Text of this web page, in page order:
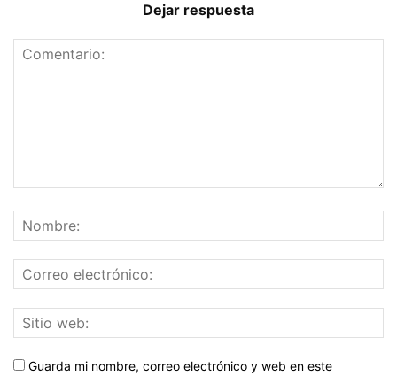
Dejar respuesta
Guarda mi nombre, correo electrónico y web en este